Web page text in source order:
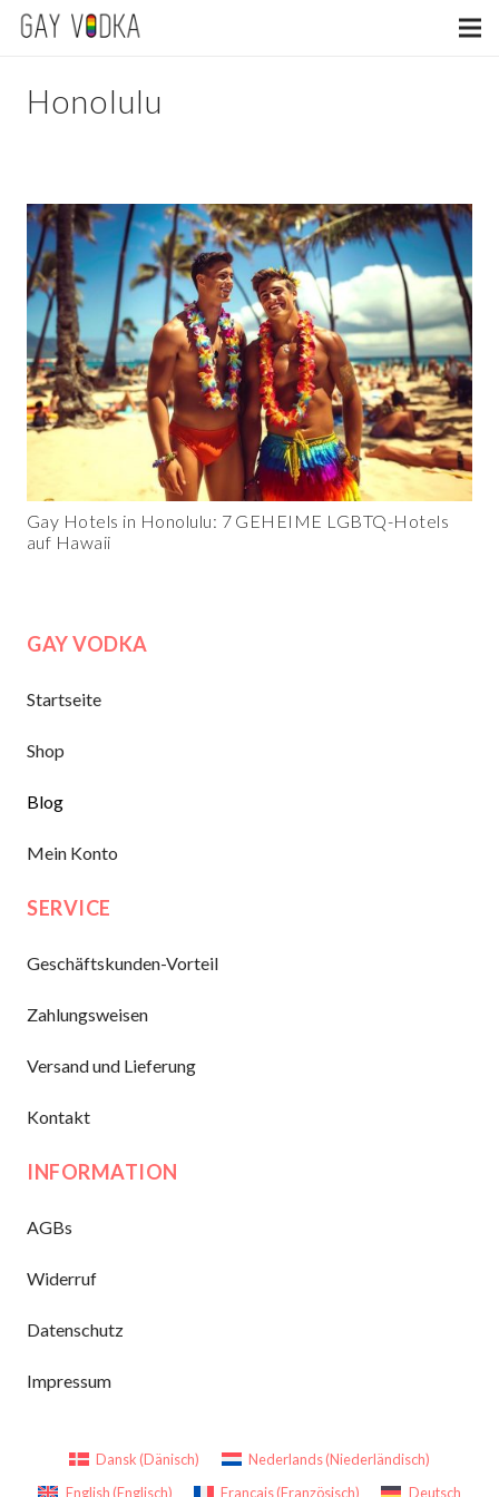
Honolulu
Gay Hotels in Honolulu: 7 GEHEIME LGBTQ-Hotels
auf Hawaii
GAY VODKA
Startseite
Shop
Blog
Mein Konto
SERVICE
Geschäftskunden-Vorteil
Zahlungsweisen
Versand und Lieferung
Kontakt
INFORMATION
AGBs
Widerruf
Datenschutz
Impressum
Dansk (Dänisch) Nederlands(Niederländisch)
English (Englisch) Français(Französisch) Deutsch